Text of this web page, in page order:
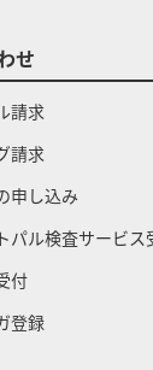
せ
請求
請求
申し込み
パル検査サービス
付
登録